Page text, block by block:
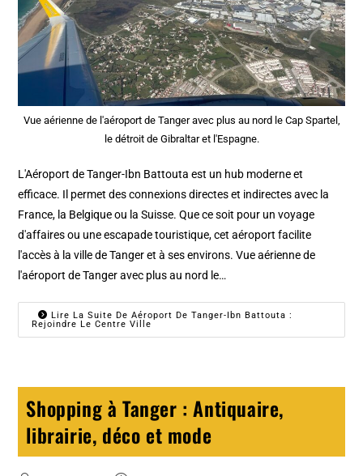
Vue aérienne de l'aéroport de Tanger avec plus au nord le Cap Spartel,
le détroit de Gibraltar et l'Espagne.
L'Aéroport de Tanger-Ibn Battouta est un hub moderne et
efficace. Il permet des connexions directes et indirectes avec la
France, la Belgique ou la Suisse. Que ce soit pour un voyage
d'affaires ou une escapade touristique, cet aéroport facilite
l'accès à la ville de Tanger et à ses environs. Vue aérienne de
l'aéroport de Tanger avec plus au nord le…
Lire La Suite De Aéroport De Tanger-Ibn Battouta :
Rejoindre Le Centre Ville
Shopping à Tanger : Antiquaire,
librairie, déco et mode